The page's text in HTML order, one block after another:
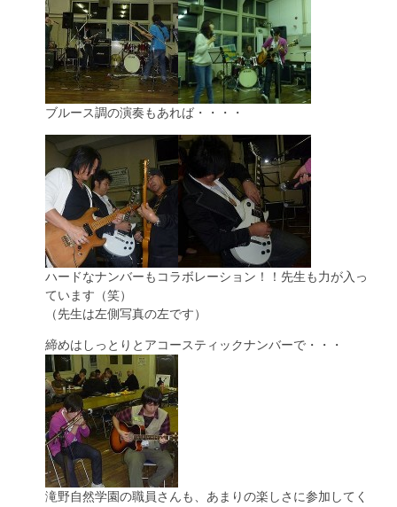
ブルース調の演奏もあれば・・・・
ハードなナンバーもコラボレーション！！先生も力が入っ
ています（笑）
（先生は左側写真の左です）
締めはしっとりとアコースティックナンバーで・・・
滝野自然学園の職員さんも、あまりの楽しさに参加してく